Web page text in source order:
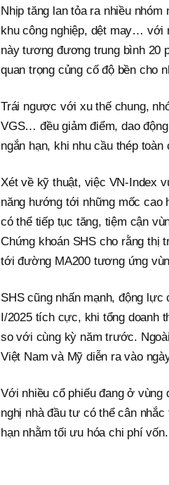
Nhịp tăng lan tỏa ra nhiều
khu công nghiệp, dệt may… với
này tương đương trung bình 20
quan trọng củng cố độ bền cho
Trái ngược với xu thế chung,
VGS… đều giảm điểm, dao
ngắn hạn, khi nhu cầu thép
Xét về kỹ thuật, việc VN-Index
năng hướng tới những mốc cao
có thể tiếp tục tăng, tiệm cận
Chứng khoán SHS cho rằng thị
tới đường MA200 tương ứng
SHS cũng nhấn mạnh, động
I/2025 tích cực, khi tổng doanh
so với cùng kỳ năm trước.
Việt Nam và Mỹ diễn ra vào
Với nhiều cổ phiếu đang ở vùng
nghị nhà đầu tư có thể cân
hạn nhằm tối ưu hóa chi phí vốn.